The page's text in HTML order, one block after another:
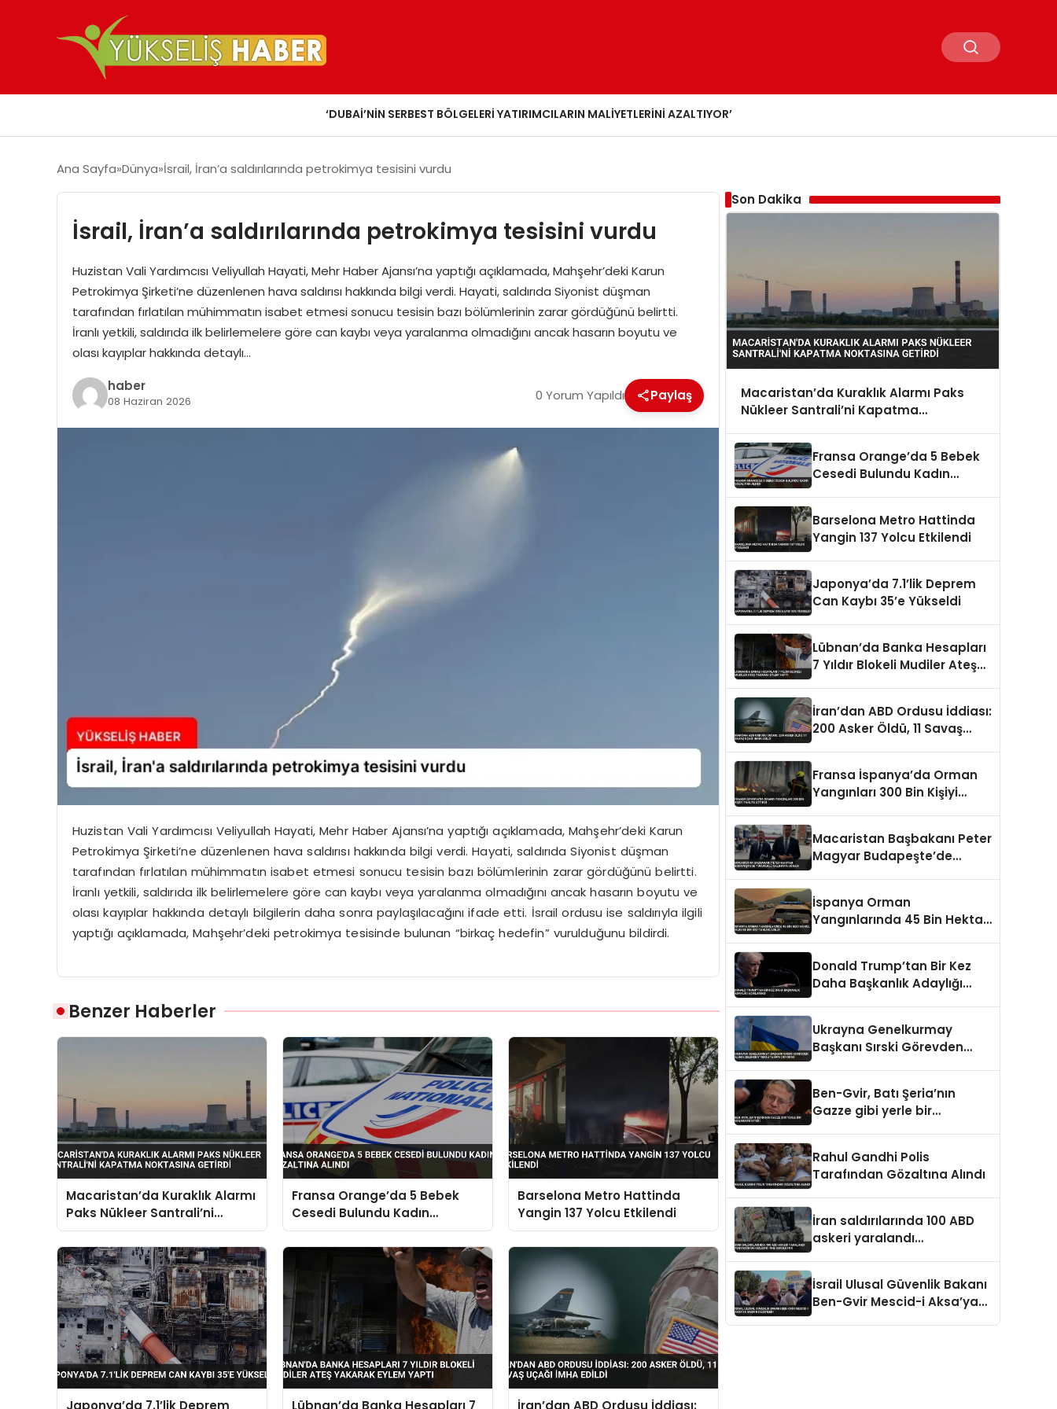
‘DUBAI’NIN SERBEST BÖLGELERI YATIRIMCILARIN MALIYETLERINI AZALTIYOR’
Ana Sayfa Dünya İsrail, İran’a saldırılarında petrokimya tesisini vurdu
İsrail, İran’a saldırılarında petrokimya tesisini vurdu
Huzistan Vali Yardımcısı Veliyullah Hayati, Mehr Haber Ajansı’na yaptığı açıklamada, Mahşehr’deki Karun
Petrokimya Şirketi’ne düzenlenen hava saldırısı hakkında bilgi verdi. Hayati, saldırıda Siyonist düşman
tarafından fırlatılan mühimmatın isabet etmesi sonucu tesisin bazı bölümlerinin zarar gördüğünü belirtti.
İranlı yetkili, saldırıda ilk belirlemelere göre can kaybı veya yaralanma olmadığını ancak hasarın boyutu ve
olası kayıplar hakkında detaylı…
haber
08 Haziran 2026 0 Yorum Yapıldı Paylaş
Huzistan Vali Yardımcısı Veliyullah Hayati, Mehr Haber Ajansı’na yaptığı açıklamada, Mahşehr’deki Karun
Petrokimya Şirketi’ne düzenlenen hava saldırısı hakkında bilgi verdi. Hayati, saldırıda Siyonist düşman
tarafından fırlatılan mühimmatın isabet etmesi sonucu tesisin bazı bölümlerinin zarar gördüğünü belirtti.
İranlı yetkili, saldırıda ilk belirlemelere göre can kaybı veya yaralanma olmadığını ancak hasarın boyutu ve
olası kayıplar hakkında detaylı bilgilerin daha sonra paylaşılacağını ifade etti. İsrail ordusu ise saldırıyla ilgili
yaptığı açıklamada, Mahşehr’deki petrokimya tesisinde bulunan “birkaç hedefin” vurulduğunu bildirdi.
Benzer Haberler
Macaristan’da Kuraklık Alarmı
Paks Nükleer Santrali’ni
Kapatma Noktasına Getirdi
Fransa Orange’da 5 Bebek
Cesedi Bulundu Kadın
Gözaltına Alındı
Barselona Metro Hattinda
Yangin 137 Yolcu Etkilendi
Japonya’da 7.1’lik Deprem Lübnan’da Banka Hesapları 7 İran’dan ABD Ordusu İddiası:
Son Dakika
Macaristan’da Kuraklık Alarmı Paks
Nükleer Santrali’ni Kapatma
Fransa Orange’da 5 Bebek
Cesedi Bulundu Kadın
Barselona Metro Hattinda
Yangin 137 Yolcu Etkilendi
Japonya’da 7.1’lik Deprem
Can Kaybı 35’e Yükseldi
Lübnan’da Banka Hesapları
7 Yıldır Blokeli Mudiler Ateş
İran’dan ABD Ordusu İddiası:
200 Asker Öldü, 11 Savaş
Fransa İspanya’da Orman
Yangınları 300 Bin Kişiyi
Macaristan Başbakanı Peter
Magyar Budapeşte’de
İspanya Orman
Yangınlarında 45 Bin Hektar
Donald Trump’tan Bir Kez
Daha Başkanlık Adaylığı
Ukrayna Genelkurmay
Başkanı Sırski Görevden
Ben-Gvir, Batı Şeria’nın
Gazze gibi yerle bir
Rahul Gandhi Polis
Tarafından Gözaltına Alındı
İran saldırılarında 100 ABD
askeri yaralandı
İsrail Ulusal Güvenlik Bakanı
Ben-Gvir Mescid-i Aksa’ya